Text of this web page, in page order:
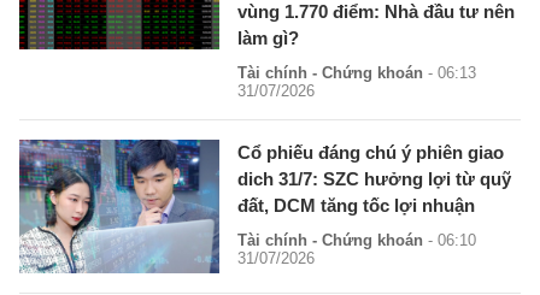
vùng 1.770 điểm: Nhà đầu tư nên
làm gì?
Tài chính - Chứng khoán - 06:13
31/07/2026
Cổ phiếu đáng chú ý phiên giao
dich 31/7: SZC hưởng lợi từ quỹ
đất, DCM tăng tốc lợi nhuận
Tài chính - Chứng khoán - 06:10
31/07/2026